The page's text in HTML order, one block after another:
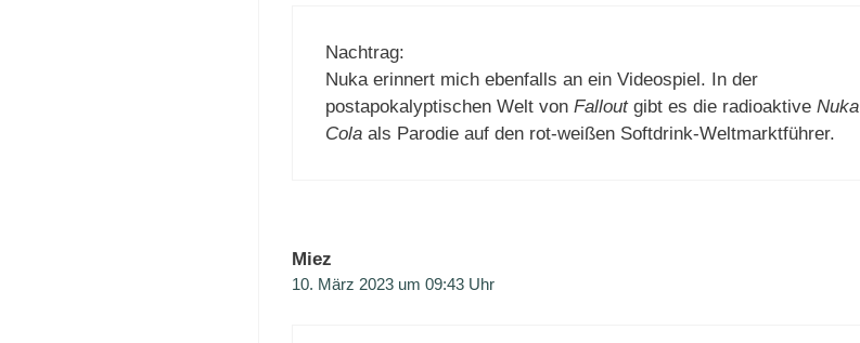
Nachtrag:
Nuka erinnert mich ebenfalls an ein Videospiel. In der
postapokalyptischen Welt von Falloutgibt es die radioaktive Nuka
Colaals Parodie auf den rot-weißen Softdrink-Weltmarktführer.
Miez
10. März 2023 um 09:43 Uhr